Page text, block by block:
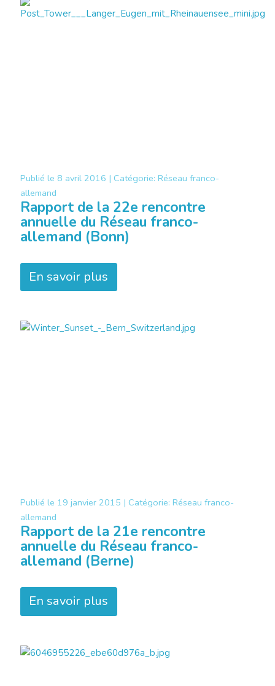
Publié le 8 avril 2016 | Catégorie: Réseau franco-
allemand
Rapport de la 22e rencontre
annuelle du Réseau franco-
allemand (Bonn)
En savoir plus
Publié le 19 janvier 2015 | Catégorie: Réseau franco-
allemand
Rapport de la 21e rencontre
annuelle du Réseau franco-
allemand (Berne)
En savoir plus